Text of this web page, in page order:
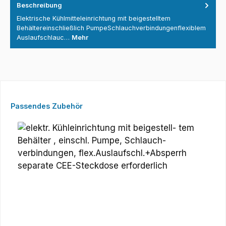
Beschreibung
Elektrische Kühlmitteleinrichtung mit beigestelltem
Behältereinschließlich PumpeSchlauchverbindungenflexiblem
Auslaufschlauc… Mehr
Produktgalerie überspringen
Passendes Zubehör